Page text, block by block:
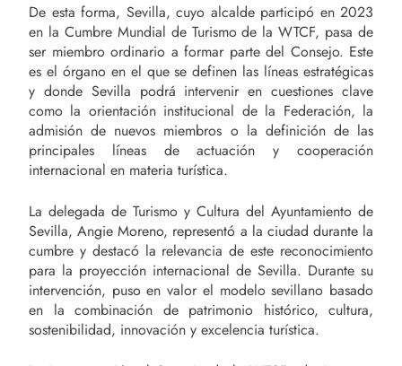
De esta forma, Sevilla, cuyo alcalde participó en 2023
en la Cumbre Mundial de Turismo de la WTCF, pasa de
ser miembro ordinario a formar parte del Consejo. Este
es el órgano en el que se definen las líneas estratégicas
y donde Sevilla podrá intervenir en cuestiones clave
como la orientación institucional de la Federación, la
admisión de nuevos miembros o la definición de las
principales líneas de actuación y cooperación
internacional en materia turística.
La delegada de Turismo y Cultura del Ayuntamiento de
Sevilla, Angie Moreno, representó a la ciudad durante la
cumbre y destacó la relevancia de este reconocimiento
para la proyección internacional de Sevilla. Durante su
intervención, puso en valor el modelo sevillano basado
en la combinación de patrimonio histórico, cultura,
sostenibilidad, innovación y excelencia turística.